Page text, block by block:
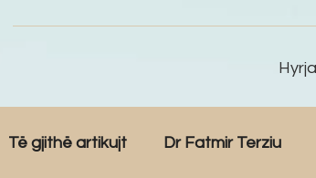
Hyrja
Të gjithë artikujt Dr Fatmir Terziu